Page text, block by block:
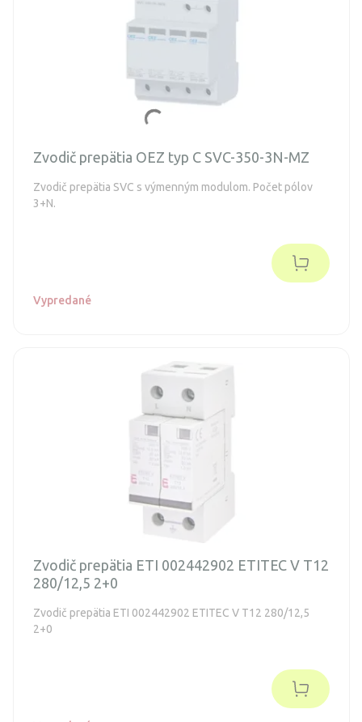
Zvodič prepätia OEZ typ C SVC-350-3N-MZ
Zvodič prepätia SVC s výmenným modulom. Počet pólov
3+N.
Vypredané
Zvodič prepätia ETI 002442902 ETITEC V T12
280/12,5 2+0
Zvodič prepätia ETI 002442902 ETITEC V T12 280/12,5
2+0